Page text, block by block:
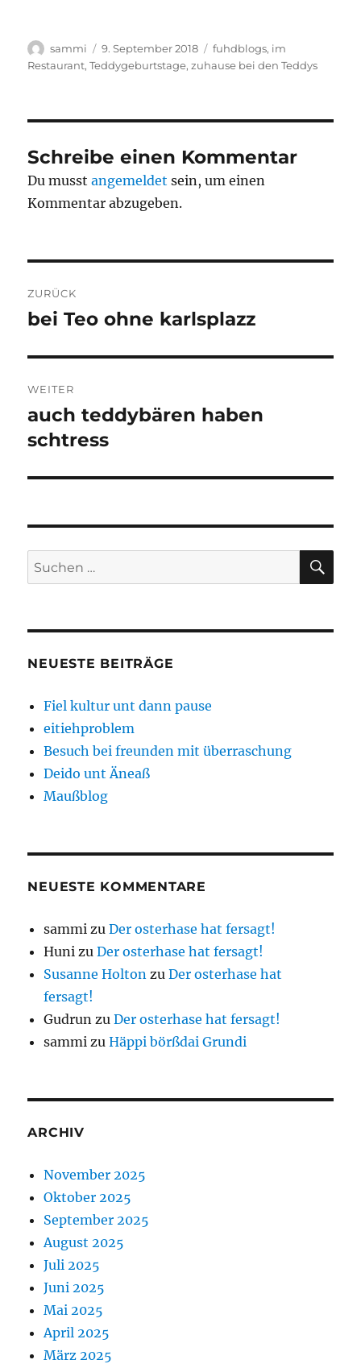
Autor
sammi
Veröffentlicht
am
9. September 2018 Kategorien
fuhdblogs, im
Restaurant,Teddygeburtstage,zuhause bei den Teddys
Schreibe einen Kommentar
Du musstangemeldet sein, um einen
Kommentar abzugeben.
ZURÜCK
Vorheriger
bei Teo ohne karlsplazz
WEITER
Nächster
Beitrag:
auch teddybären haben
schtress
Suchen
nach:
NEUESTE BEITRÄGE
Fiel kultur unt dann pause
eitiehproblem
Besuch bei freunden mit überraschung
Deido unt Äneaß
Maußblog
NEUESTE KOMMENTARE
sammi zuDer osterhase hat fersagt!
Huni zuDer osterhase hat fersagt!
Susanne Holton zuDer osterhase hat
fersagt!
Gudrun zuDer osterhase hat fersagt!
sammi zuHäppi börßdai Grundi
ARCHIV
November 2025
Oktober 2025
September 2025
August 2025
Juli 2025
Juni 2025
Mai 2025
April 2025
März 2025